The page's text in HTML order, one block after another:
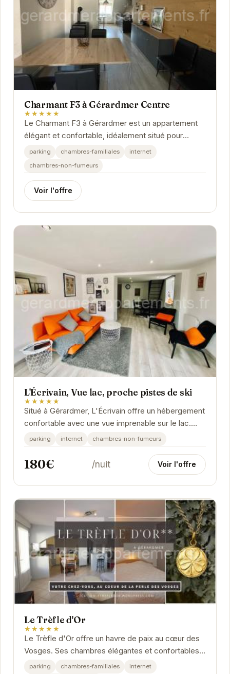
Charmant F3 à Gérardmer Centre
★★★★★
Le Charmant F3 à Gérardmer est un appartement
élégant et confortable, idéalement situé pour
explorer la ville et ses environs. Profitez d'un...
parking chambres-familiales
internet
chambres-non-fumeurs
Voir l'offre
L'Écrivain, Vue lac, proche pistes de ski
★★★★★
Situé à Gérardmer, L'Écrivain offre un hébergement
confortable avec une vue imprenable sur le lac.
Proche des pistes de ski, il est idéal pour...
parking internet chambres-non-fumeurs
180€ /nuit Voir l'offre
Le Trèfle d'Or
★★★★★
Le Trèfle d'Or offre un havre de paix au cœur des
Vosges. Ses chambres élégantes et confortables
vous garantissent un séjour relaxant. Profitez...
parking chambres-familiales internet